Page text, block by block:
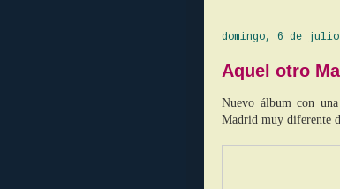
domingo, 6 de julio
Aquel otro
Nuevo álbum con
Madrid muy diferente